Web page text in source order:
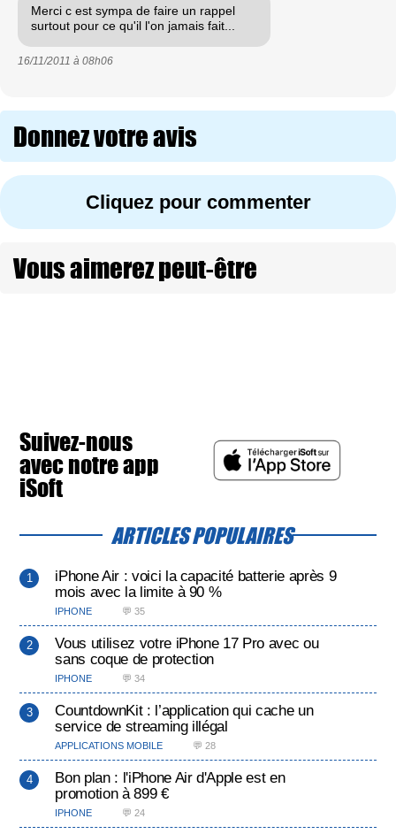
Merci c est sympa de faire un rappel
surtout pour ce qu'il l'on jamais fait...
16/11/2011 à 08h06
Donnez votre avis
Cliquez pour commenter
Vous aimerez peut-être
Suivez-nous
avec notre app
iSoft
ARTICLES POPULAIRES
iPhone Air : voici la capacité batterie après 9
mois avec la limite à 90 %
IPHONE 💬 35
Vous utilisez votre iPhone 17 Pro avec ou
sans coque de protection
IPHONE 💬 34
CountdownKit : l’application qui cache un
service de streaming illégal
APPLICATIONS MOBILE 💬 28
Bon plan : l'iPhone Air d'Apple est en
promotion à 899 €
IPHONE 💬 24